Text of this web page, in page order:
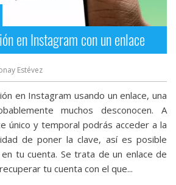
en Instagram con un enlace
Estévez
en Instagram usando un enlace, una
muchos desconocen. A
único y temporal podrás acceder a la
de poner la clave, así es posible
tu cuenta. Se trata de un enlace de
tu cuenta con el que...